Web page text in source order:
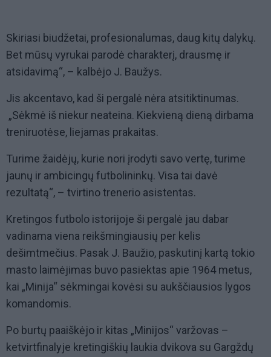
Skiriasi biudžetai, profesionalumas, daug kitų dalykų.
Bet mūsų vyrukai parodė charakterį, drausmę ir
atsidavimą“, – kalbėjo J. Baužys.
Jis akcentavo, kad ši pergalė nėra atsitiktinumas.
„Sėkmė iš niekur neateina. Kiekvieną dieną dirbama
treniruotėse, liejamas prakaitas.
Turime žaidėjų, kurie nori įrodyti savo vertę, turime
jaunų ir ambicingų futbolininkų. Visa tai davė
rezultatą“, – tvirtino trenerio asistentas.
Kretingos futbolo istorijoje ši pergalė jau dabar
vadinama viena reikšmingiausių per kelis
dešimtmečius. Pasak J. Baužio, paskutinį kartą tokio
masto laimėjimas buvo pasiektas apie 1964 metus,
kai „Minija“ sėkmingai kovėsi su aukščiausios lygos
komandomis.
Po burtų paaiškėjo ir kitas „Minijos“ varžovas –
ketvirtfinalyje kretingiškių laukia dvikova su Gargždų